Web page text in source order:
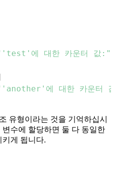
에 대한 카운터 값:"
에 대한 카운터
유형이라는 것을 기억하십시
변수에 할당하면 둘 다 동일한
게 됩니다.